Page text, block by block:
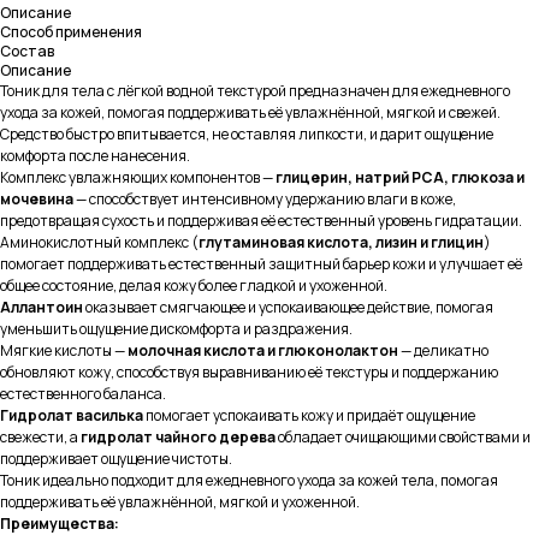
Описание
Способ применения
Состав
Описание
Тоник для тела с лёгкой водной текстурой предназначен для ежедневного
ухода за кожей, помогая поддерживать её увлажнённой, мягкой и свежей.
Средство быстро впитывается, не оставляя липкости, и дарит ощущение
комфорта после нанесения.
Комплекс увлажняющих компонентов —глицерин, натрий PCA, глюкоза и
мочевина— способствует интенсивному удержанию влаги в коже,
предотвращая сухость и поддерживая её естественный уровень гидратации.
Аминокислотный комплекс (глутаминовая кислота, лизин и глицин)
помогает поддерживать естественный защитный барьер кожи и улучшает её
общее состояние, делая кожу более гладкой и ухоженной.
Аллантоиноказывает смягчающее и успокаивающее действие, помогая
уменьшить ощущение дискомфорта и раздражения.
Мягкие кислоты —молочная кислота и глюконолактон— деликатно
обновляют кожу, способствуя выравниванию её текстуры и поддержанию
естественного баланса.
Гидролат василькапомогает успокаивать кожу и придаёт ощущение
свежести, а гидролат чайного дереваобладает очищающими свойствами и
поддерживает ощущение чистоты.
Тоник идеально подходит для ежедневного ухода за кожей тела, помогая
поддерживать её увлажнённой, мягкой и ухоженной.
Преимущества: